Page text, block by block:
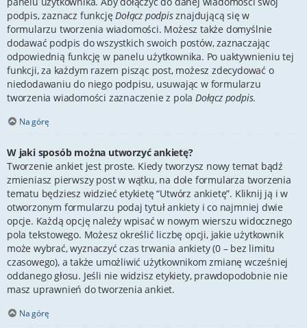
podpis, zaznacz funkcjęDołącz podpisznajdującą się w
formularzu tworzenia wiadomości. Możesz także domyślnie
dodawać podpis do wszystkich swoich postów, zaznaczając
odpowiednią funkcję w panelu użytkownika. Po uaktywnieniu tej
funkcji, za każdym razem pisząc post, możesz zdecydować o
niedodawaniu do niego podpisu, usuwając w formularzu
tworzenia wiadomości zaznaczenie z polaDołącz podpis.
Na górę
W jaki sposób można utworzyć ankietę?
Tworzenie ankiet jest proste. Kiedy tworzysz nowy temat bądź
zmieniasz pierwszy post w wątku, na dole formularza tworzenia
tematu będziesz widzieć etykietę “Utwórz ankietę”. Kliknij ją i w
otworzonym formularzu podaj tytuł ankiety i co najmniej dwie
opcje. Każdą opcję należy wpisać w nowym wierszu widocznego
pola tekstowego. Możesz określić liczbę opcji, jakie użytkownik
może wybrać, wyznaczyć czas trwania ankiety (0 – bez limitu
czasowego), a także umożliwić użytkownikom zmianę wcześniej
oddanego głosu. Jeśli nie widzisz etykiety, prawdopodobnie nie
masz uprawnień do tworzenia ankiet.
Na górę